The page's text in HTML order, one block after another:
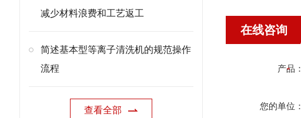
减少材料浪费和工艺返工
简述基本型等离子清洗机的规范操作
流程
查看全部
在线咨询
产品：
您的单位：